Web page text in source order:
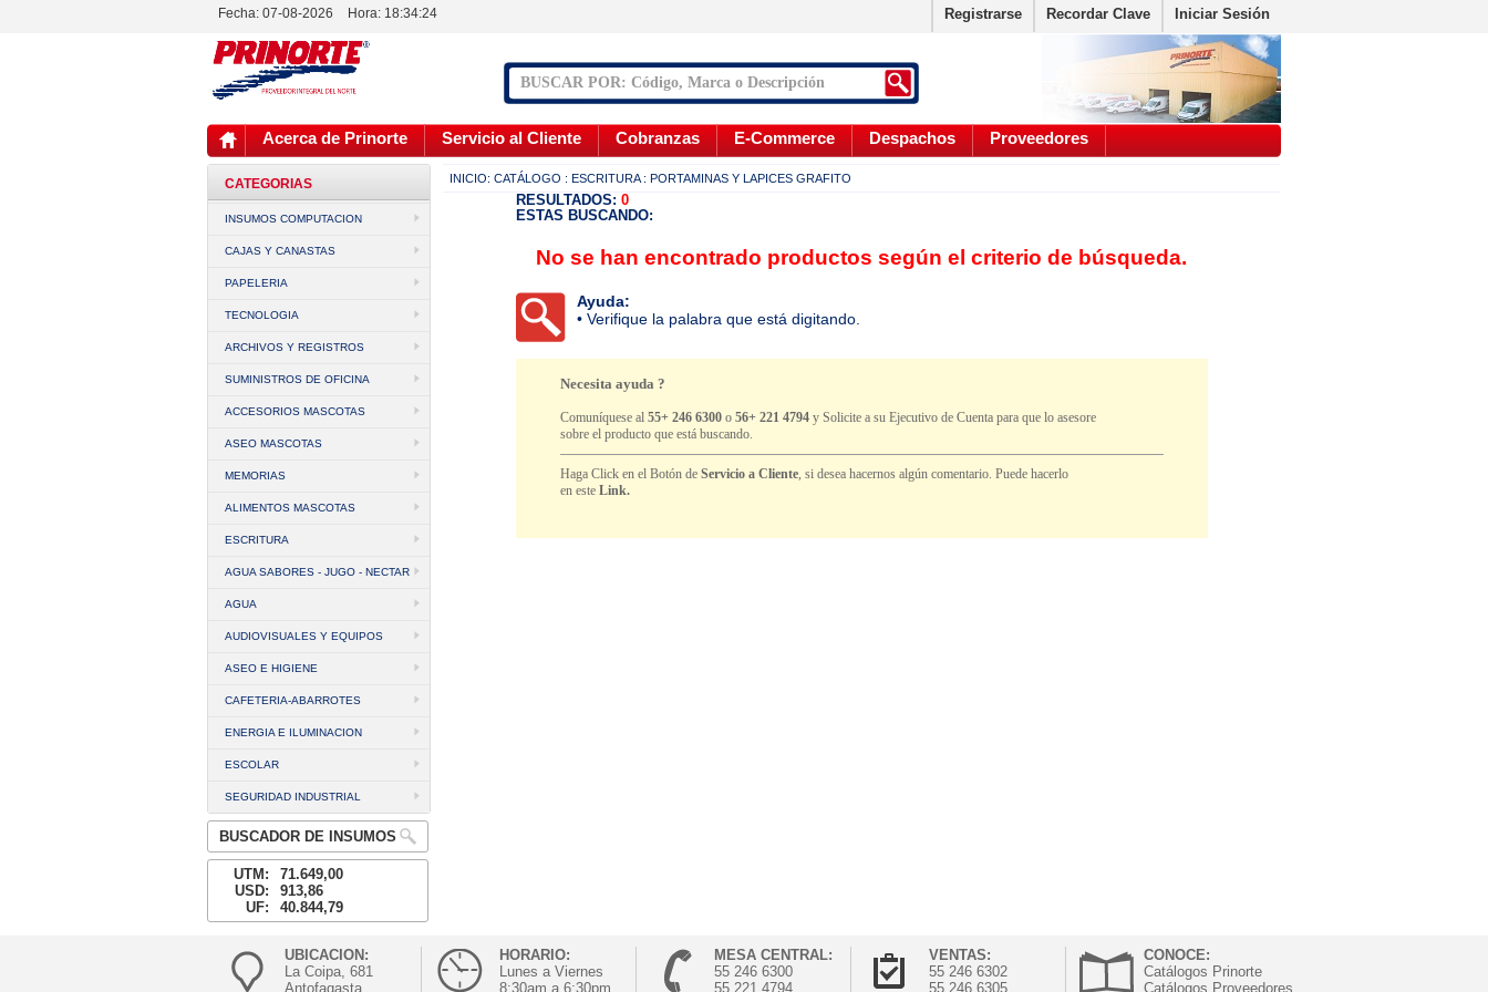
Fecha: 07-08-2026 Hora: 18:34:24 Registrarse Recordar Clave Iniciar Sesión
Acerca de Prinorte Servicio al Cliente Cobranzas E-Commerce Despachos Proveedores
CATEGORIAS
INSUMOS COMPUTACION
CAJAS Y CANASTAS
PAPELERIA
TECNOLOGIA
ARCHIVOS Y REGISTROS
SUMINISTROS DE OFICINA
ACCESORIOS MASCOTAS
ASEO MASCOTAS
MEMORIAS
ALIMENTOS MASCOTAS
ESCRITURA
AGUA SABORES - JUGO - NECTAR
AGUA
AUDIOVISUALES Y EQUIPOS
ASEO E HIGIENE
CAFETERIA-ABARROTES
ENERGIA E ILUMINACION
ESCOLAR
SEGURIDAD INDUSTRIAL
BUSCADOR DE INSUMOS
UTM:
71.649,00
USD:
913,86
UF:
40.844,79
INICIO: CATÁLOGO : ESCRITURA : PORTAMINAS Y LAPICES GRAFITO
RESULTADOS: 0
ESTAS BUSCANDO:
No se han encontrado productos según el criterio de búsqueda.
Ayuda:
• Verifique la palabra que está digitando.
Necesita ayuda ?
Comuníquese al55+ 246 6300 o56+ 221 4794 y Solicite a su Ejecutivo de Cuenta para que lo asesore
sobre el producto que está buscando.
Haga Click en el Botón deServicio a Cliente, si desea hacernos algún comentario. Puede hacerlo
en esteLink.
UBICACION:
La Coipa, 681
Antofagasta
HORARIO:
Lunes a Viernes
8:30am a 6:30pm
MESA CENTRAL:
55 246 6300
55 221 4794
VENTAS:
55 246 6302
55 246 6305
CONOCE:
Catálogos Prinorte
Catálogos Proveedores